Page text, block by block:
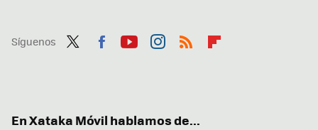
Síguenos
En Xataka Móvil hablamos de...